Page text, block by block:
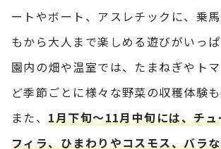
ートやボート、アスレチックに、乗
もから大人まで楽しめる遊びがいっぱ
園内の畑や温室では、たまねぎやト
ど季節ごとに様々な野菜の収穫体験も
また、1月下旬～11月中旬には、チ
フィラ、ひまわりやコスモス、バラ